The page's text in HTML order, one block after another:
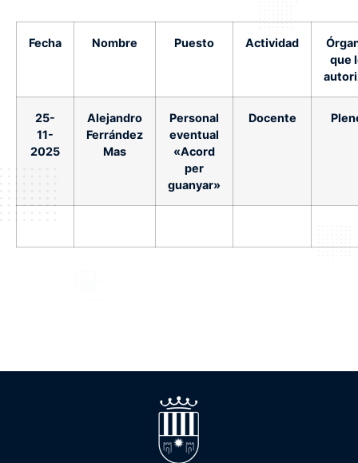
Fecha Nombre Puesto Actividad
que
25-
11-
2025
Alejandro
Ferrández
Mas
Personal
eventual
«Acord
per
guanyar»
Docente